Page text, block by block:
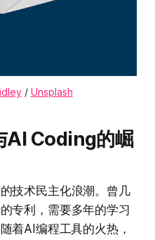
/ Unsplash
AI Coding的崛
技术民主化浪潮。曾几
专利，需要多年的学习
着AI编程工具的火热，